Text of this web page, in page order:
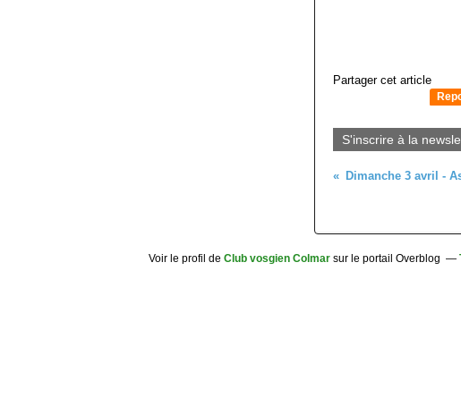
Partager cet article
S'inscrire à la
Voir le profil de Club vosgien Colmar sur le portail Overblog